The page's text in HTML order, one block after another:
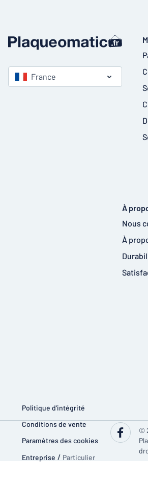
France
À
Nous
À
Politique d'intégrité
Conditions de vente
Paramètres des cookies
Entreprise / Particulier
©